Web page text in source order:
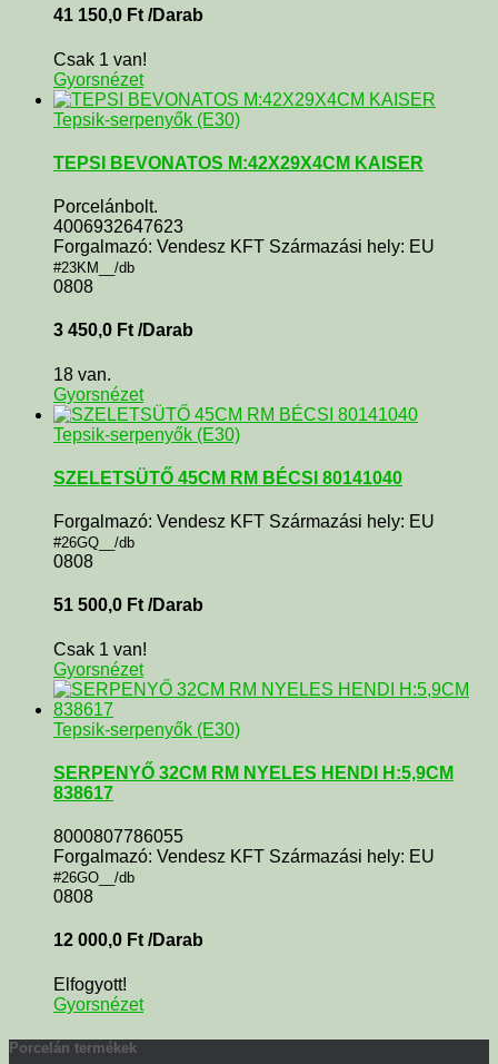
41 150,0 Ft /Darab
Csak 1 van!
Gyorsnézet
Tepsik-serpenyők (E30)
TEPSI BEVONATOS M:42X29X4CM KAISER
Porcelánbolt.
4006932647623
Forgalmazó: Vendesz KFT Származási hely: EU
#23KM__/db
0808
3 450,0 Ft /Darab
18 van.
Gyorsnézet
Tepsik-serpenyők (E30)
SZELETSÜTŐ 45CM RM BÉCSI 80141040
Forgalmazó: Vendesz KFT Származási hely: EU
#26GQ__/db
0808
51 500,0 Ft /Darab
Csak 1 van!
Gyorsnézet
Tepsik-serpenyők (E30)
SERPENYŐ 32CM RM NYELES HENDI H:5,9CM
838617
8000807786055
Forgalmazó: Vendesz KFT Származási hely: EU
#26GO__/db
0808
12 000,0 Ft /Darab
Elfogyott!
Gyorsnézet
Porcelán termékek